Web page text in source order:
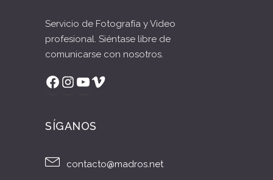
Servicio de Fotografía y Video
profesional. Siéntase libre de
comunicarse con nosotros.
Facebook
Instagram
YouTube
SÍGANOS
contacto@madros.net